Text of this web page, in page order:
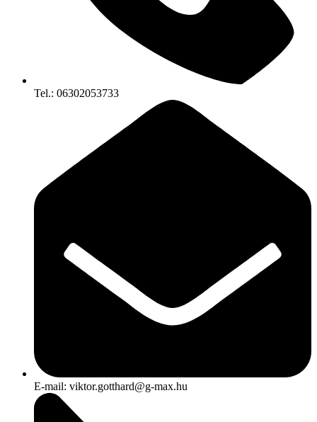
Tel.: 06302053733
E-mail: viktor.gotthard@g-max.hu